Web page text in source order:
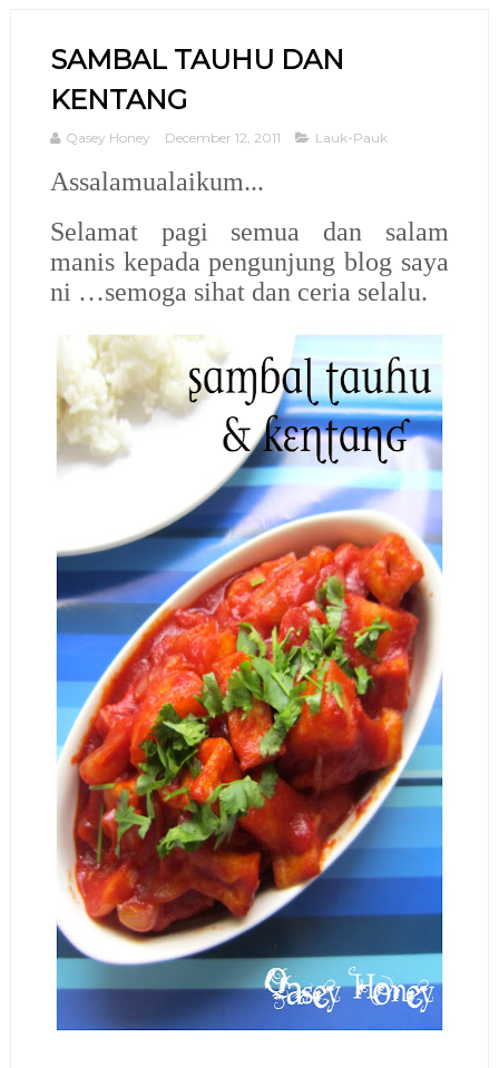
SAMBAL TAUHU DAN
KENTANG
Qasey Honey December 12, 2011 Lauk-Pauk
Assalamualaikum...
Selamat pagi semua dan salam
manis kepada pengunjung blog saya
ni …semoga sihat dan ceria selalu.